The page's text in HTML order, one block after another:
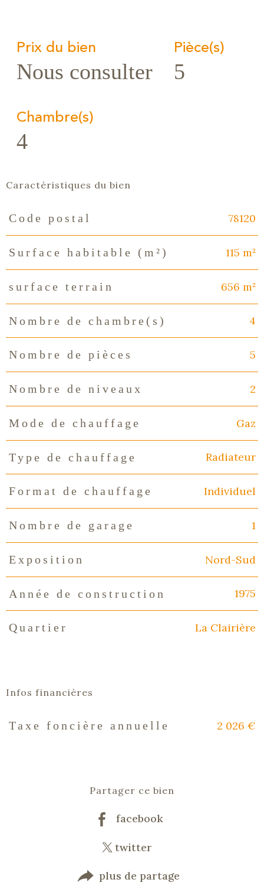
Prix du bien
Nous consulter
Pièce(s)
5
Chambre(s)
4
Caractéristiques du bien
Caractéristiques
Code postal 78120
Surface habitable (m²) 115 m²
surface terrain 656 m²
Nombre de chambre(s) 4
Nombre de pièces 5
Nombre de niveaux 2
Mode de chauffage Gaz
Type de chauffage Radiateur
Format de chauffage Individuel
Nombre de garage 1
Exposition Nord-Sud
Année de construction 1975
Quartier La Clairière
Infos financières
Caractéristiques Valeurs
Taxe foncière annuelle 2 026 €
Partager ce bien
facebook
twitter
plus de partage